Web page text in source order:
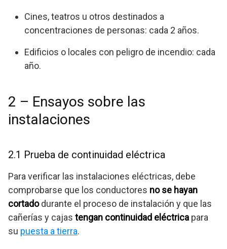
Cines, teatros u otros destinados a
concentraciones de personas: cada 2 años.
Edificios o locales con peligro de incendio: cada
año.
2 – Ensayos sobre las
instalaciones
2.1 Prueba de continuidad eléctrica
Para verificar las instalaciones eléctricas, debe
comprobarse que los conductores no se hayan
cortadodurante el proceso de instalación y que las
cañerías y cajas tengan continuidad eléctrica para
su puesta a tierra.